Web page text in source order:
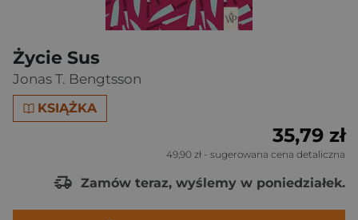
Życie Sus
Jonas T. Bengtsson
KSIĄŻKA
35,79 zł
49,90 zł - sugerowana cena detaliczna
Zamów teraz, wyślemy w poniedziałek.